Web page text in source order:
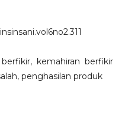
kemahiran berfikir
penghasilan produk